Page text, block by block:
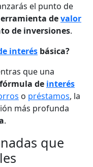
el punto de
devalor
de inversiones.
interés básica?
que una
fórmula de interés
o préstamos, la
más profunda
.
que